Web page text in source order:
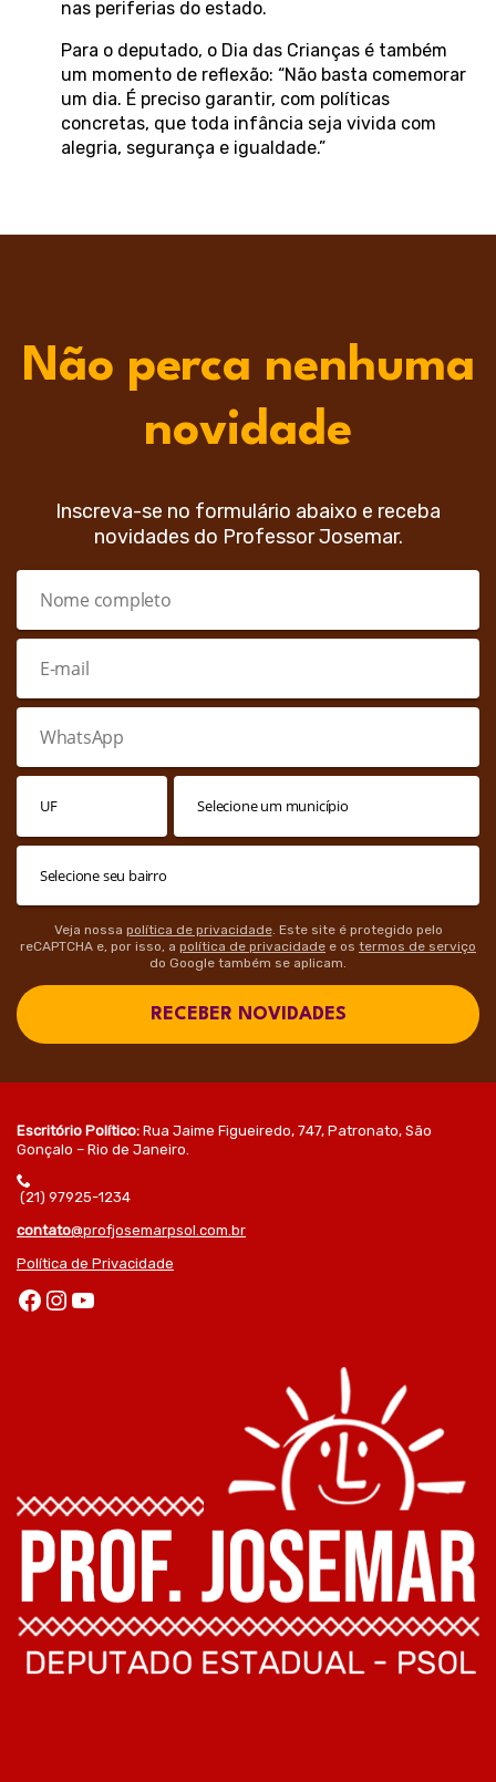
nas periferias do estado.
Para o deputado, o Dia das Crianças é também
um momento de reflexão: “Não basta comemorar
um dia. É preciso garantir, com políticas
concretas, que toda infância seja vivida com
alegria, segurança e igualdade.”
Não perca nenhuma
novidade
Inscreva-se no formulário abaixo e receba
novidades do Professor Josemar.
Veja nossa política de privacidade. Este site é protegido pelo
reCAPTCHA e, por isso, a política de privacidade e os termos de serviço
do Google também se aplicam.
RECEBER NOVIDADES
Escritório Político: Rua Jaime Figueiredo, 747, Patronato, São
Gonçalo – Rio de Janeiro.
(21) 97925-1234
contato@profjosemarpsol.com.br
Política de Privacidade
Facebook Instagram Youtube